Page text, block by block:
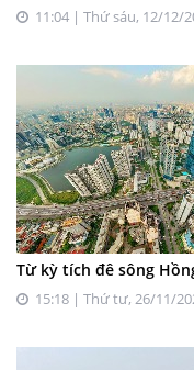
11:04 | Thứ sáu, 12/12/
Từ kỳ tích đê sông
15:18 | Thứ tư, 26/11/